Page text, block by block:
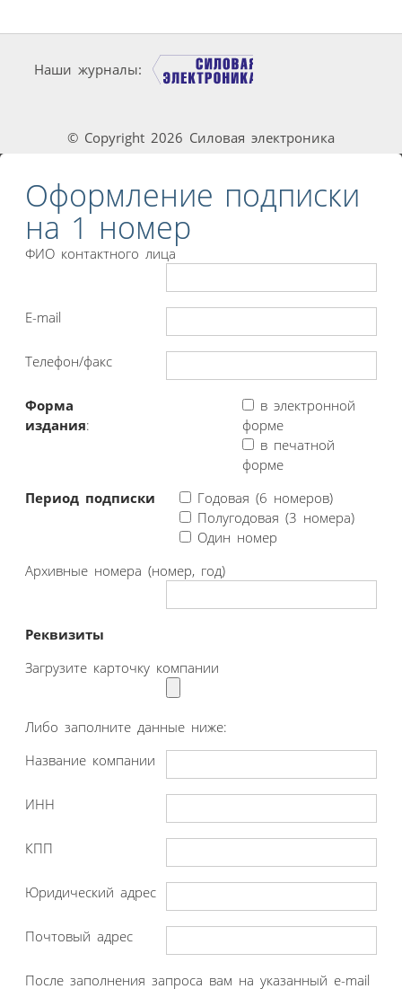
Наши журналы:
© Copyright 2026 Силовая электроника
Оформление подписки
на 1 номер
ФИО контактного лица
E-mail
Телефон/факс
Форма
издания:
в электронной
форме
в печатной
форме
Период подписки
Годовая (6 номеров)
Полугодовая (3 номера)
Один номер
Архивные номера (номер, год)
Реквизиты
Загрузите карточку компании
Либо заполните данные ниже:
Название компании
ИНН
КПП
Юридический адрес
Почтовый адрес
После заполнения запроса вам на указанный e-mail